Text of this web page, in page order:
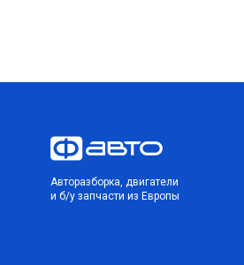
Авторазборка, двигатели
и б/у запчасти из Европы